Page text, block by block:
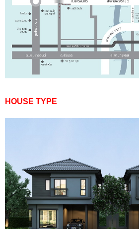
HOUSE TYPE